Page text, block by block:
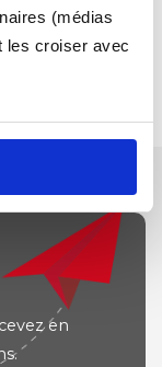
(médias
les croiser avec
en